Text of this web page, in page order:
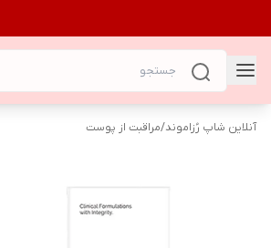
آنلاین شاپ رُزاموند/مراقبت از پوست